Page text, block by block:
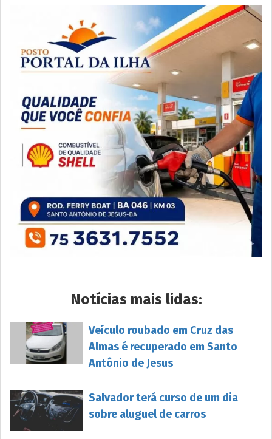
Notícias mais lidas:
Veículo roubado em Cruz das
Almas é recuperado em Santo
Antônio de Jesus
Salvador terá curso de um dia
sobre aluguel de carros